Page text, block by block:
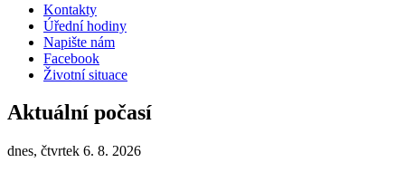
Kontakty
Úřední hodiny
Napište nám
Facebook
Životní situace
Aktuální počasí
dnes, čtvrtek 6. 8. 2026